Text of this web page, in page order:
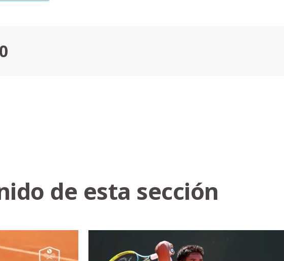
de esta sección